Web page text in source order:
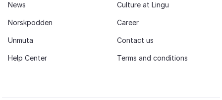
News
Norskpodden
Unmuta
Help Center
Culture at Lingu
Career
Contact us
Terms and conditions